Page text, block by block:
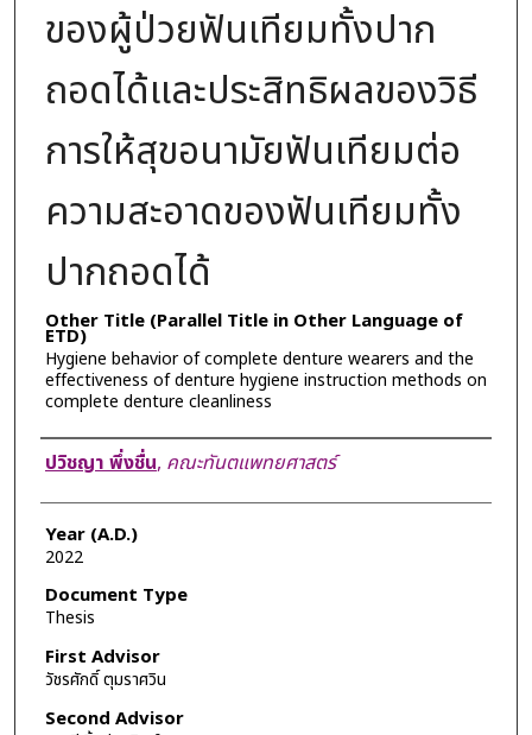
ของผู้ป่วยฟันเทียมทั้งปาก
ถอดได้และประสิทธิผลของวิธี
การให้สุขอนามัยฟันเทียมต่อ
ความสะอาดของฟันเทียมทั้ง
ปากถอดได้
Other Title (Parallel Title in Other Language of
ETD)
Hygiene behavior of complete denture wearers and the
effectiveness of denture hygiene instruction methods on
complete denture cleanliness
Author
ปวิชญา พึ่งชื่น, คณะทันตแพทยศาสตร์
Year (A.D.)
2022
Document Type
Thesis
First Advisor
วัชรศักดิ์ ตุมราศวิน
Second Advisor